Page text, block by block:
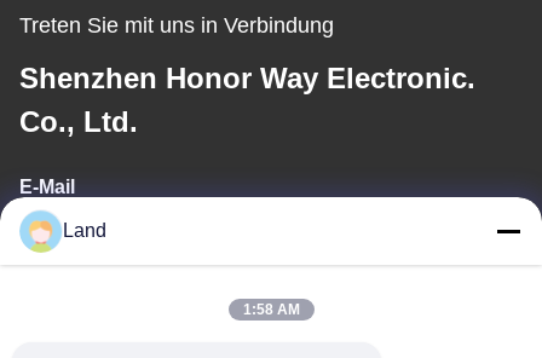
Treten Sie mit uns in Verbindung
Shenzhen Honor Way Electronic.
Co., Ltd.
E-Mail
land@szhw-tech.com
Land
1:58 AM